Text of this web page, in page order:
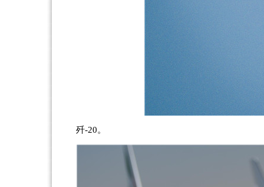
歼-20。